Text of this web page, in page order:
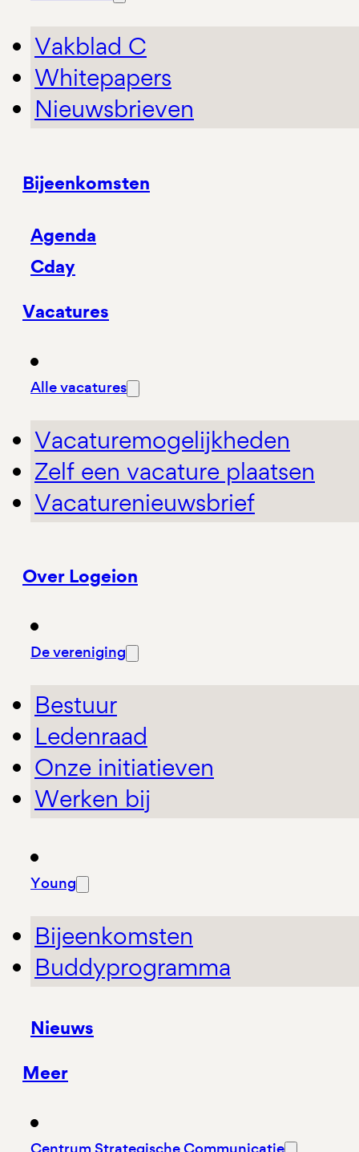
Vakblad C
Whitepapers
Nieuwsbrieven
Bijeenkomsten
Agenda
Cday
Vacatures
Alle vacatures
Vacaturemogelijkheden
Zelf een vacature plaatsen
Vacaturenieuwsbrief
Over Logeion
De vereniging
Bestuur
Ledenraad
Onze initiatieven
Werken bij
Young
Bijeenkomsten
Buddyprogramma
Nieuws
Meer